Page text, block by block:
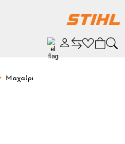
Μαχαίρι